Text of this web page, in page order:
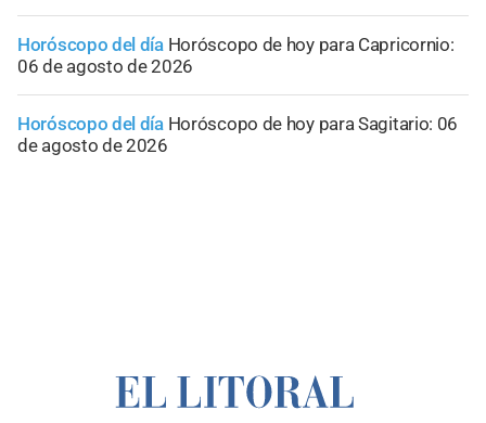
Horóscopo del día Horóscopo de hoy para Capricornio:
06 de agosto de 2026
Horóscopo del día Horóscopo de hoy para Sagitario: 06
de agosto de 2026